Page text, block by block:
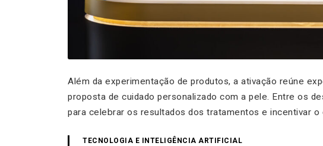
Além da experimentação de produtos, a ativação reúne
proposta de cuidado personalizado com a pele. Entre os
para celebrar os resultados dos tratamentos e incentivar o
TECNOLOGIA E INTELIGÊNCIA ARTIFICIAL